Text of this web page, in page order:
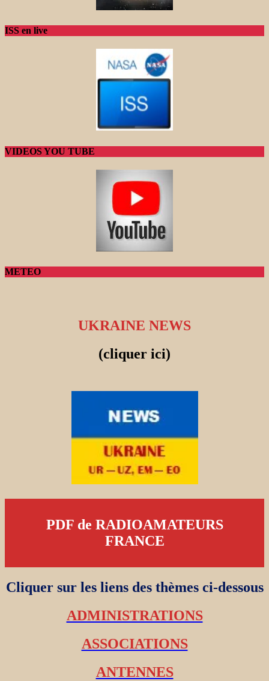
ISS en live
VIDEOS YOU TUBE
METEO
UKRAINE NEWS
(cliquer ici)
PDF de RADIOAMATEURS
FRANCE
Cliquer sur les liens des thèmes ci-dessous
ADMINISTRATIONS
ASSOCIATIONS
ANTENNES